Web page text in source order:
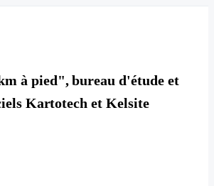
à pied", bureau d'étude et
Kartotech et Kelsite